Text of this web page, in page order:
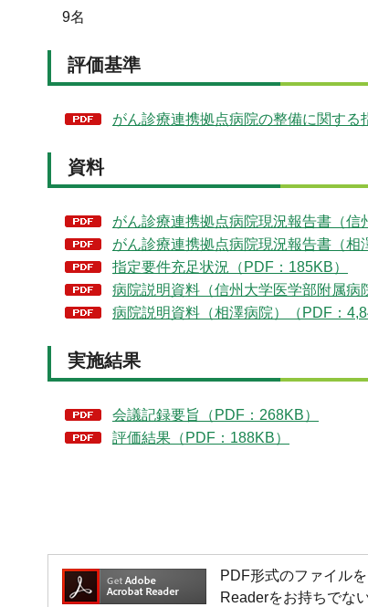
9名
評価基準
がん診療連携拠点病院の整備に関する
資料
がん診療連携拠点病院現況報告書（信
がん診療連携拠点病院現況報告書（相
指定要件充足状況（PDF：185KB）
病院説明資料（信州大学医学部附属病
病院説明資料（相澤病院）（PDF：
実施結果
会議記録要旨（PDF：268KB）
評価結果（PDF：188KB）
PDF形式のファイル
Readerをお持ちでな